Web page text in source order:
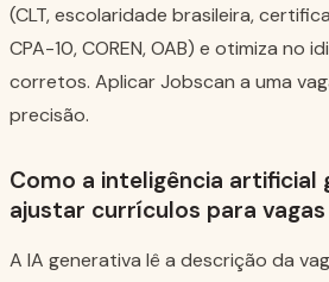
(CLT, escolaridade brasileira,
CPA-10, COREN, OAB) e otimiza no
corretos. Aplicar Jobscan a uma
precisão.
Como a inteligência artificial
ajustar currículos para
A IA generativa lê a descrição da